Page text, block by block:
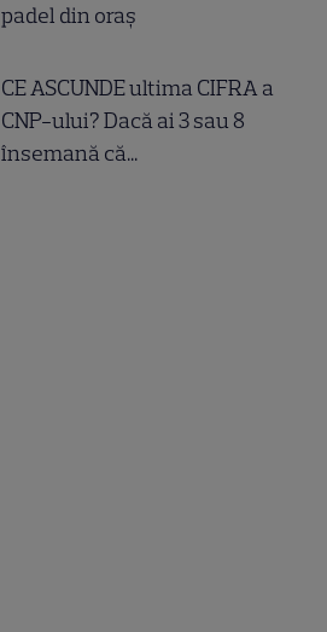
padel din oraș
CE ASCUNDE ultima CIFRA a
CNP-ului? Dacă ai 3 sau 8
însemană că...